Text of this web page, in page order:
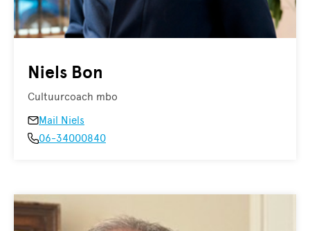
Niels Bon
Cultuurcoach mbo
Mail Niels
06-34000840